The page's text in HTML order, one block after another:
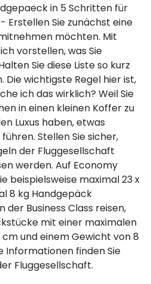
in 5 Schritten für
Erstellen Sie zunächst eine
möchten. Mit
vorstellen, was Sie
Sie diese Liste so kurz
Die wichtigste Regel hier ist,
ich das wirklich? Weil Sie
in einen kleinen Koffer zu
Luxus haben, etwas
Stellen Sie sicher,
der Fluggesellschaft
werden. Auf Economy
beispielsweise maximal 23 x
8 kg Handgepäck
der Business Class reisen,
mit einer maximalen
und einem Gewicht von 8
Informationen finden Sie
Fluggesellschaft.